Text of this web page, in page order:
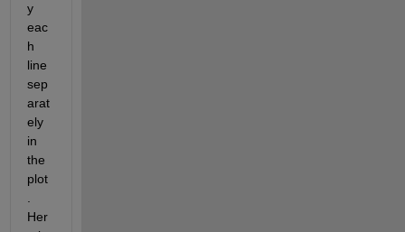
y
eac
h
line
sep
arat
ely
in
the
plot
Her